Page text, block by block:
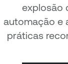
explosão
automação e
práticas